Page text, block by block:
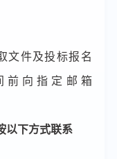
文件及投标报名
前向指定邮箱
以下方式联系